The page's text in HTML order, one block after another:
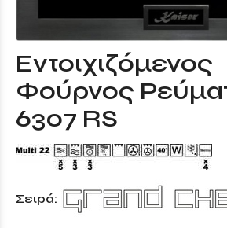
Εντοιχιζόμενος
Φούρνος
6307 RS
Σειρά: